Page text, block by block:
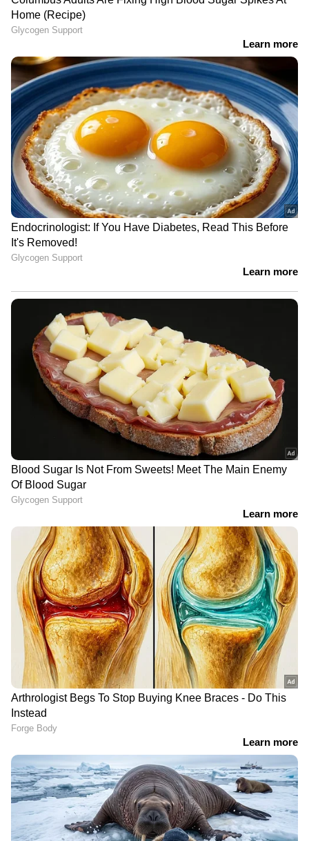
ഇന്ത്യയിലെയും ലോകമെമ്പാടുമുള്ള എല്ലാ
India Newsഅറിയാൻ എപ്പോഴും ഏഷ്യാനെറ്റ്
ന്യൂസ് വാർത്തകൾ. Malayalam News
തത്സമയ അപ്‌ഡേറ്റുകളും ആഴത്തിലുള്ള
വിശകലനവും സമഗ്രമായ റിപ്പോർട്ടിംഗും —
എല്ലാം ഒരൊറ്റ സ്ഥലത്ത്. ഏത് സമയത്തും,
എവിടെയും വിശ്വസനീയമായ വാർത്തകൾ
ലഭിക്കാൻAsianet News Malayalam
Sumam Thomas
17 വർഷമായി മാധ്യമപ്രവർത്തനരം​ഗത്ത് ജോലി.
വിവിധ ഓൺലൈൻ മീഡിയകളിലും മാ​ഗസിനുകളിലും
ജോലി ചെയ്തു. 2018 ൽ ഏഷ്യാനെറ്റ് ന്യൂസ്
ഓൺലൈനിൽ ജോയിൻ ചെയ്തു. ഇപ്പോൾ സീനിയർ
സബ് എ‍ഡിറ്റർ
ടിവികെ കരൂർ റാലിയിലെ തിക്കും തിരക്കും ടിവികെ വിജയ്
Follow Us
DOWNLOAD APP